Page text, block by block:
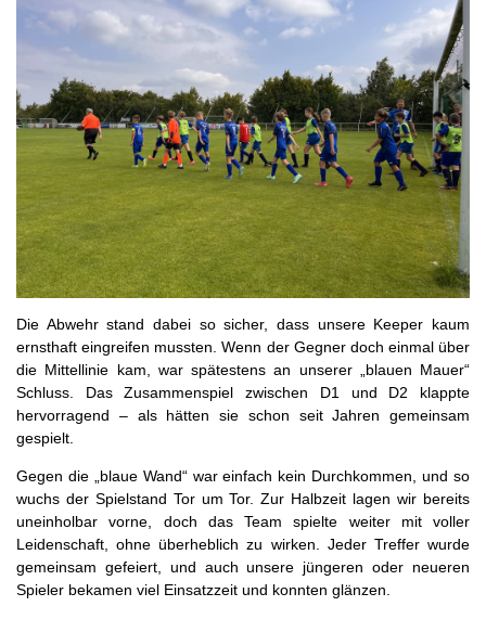
Die Abwehr stand dabei so sicher, dass unsere Keeper kaum
ernsthaft eingreifen mussten. Wenn der Gegner doch einmal über
die Mittellinie kam, war spätestens an unserer „blauen Mauer“
Schluss. Das Zusammenspiel zwischen D1 und D2 klappte
hervorragend – als hätten sie schon seit Jahren gemeinsam
gespielt.
Gegen die „blaue Wand“ war einfach kein Durchkommen, und so
wuchs der Spielstand Tor um Tor. Zur Halbzeit lagen wir bereits
uneinholbar vorne, doch das Team spielte weiter mit voller
Leidenschaft, ohne überheblich zu wirken. Jeder Treffer wurde
gemeinsam gefeiert, und auch unsere jüngeren oder neueren
Spieler bekamen viel Einsatzzeit und konnten glänzen.